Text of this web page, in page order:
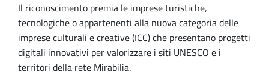
Il riconoscimento premia le imprese turistiche,
tecnologiche o appartenenti alla nuova categoria delle
imprese culturali e creative (ICC) che presentano progetti
digitali innovativi per valorizzare i siti UNESCO e i
territori della rete Mirabilia.